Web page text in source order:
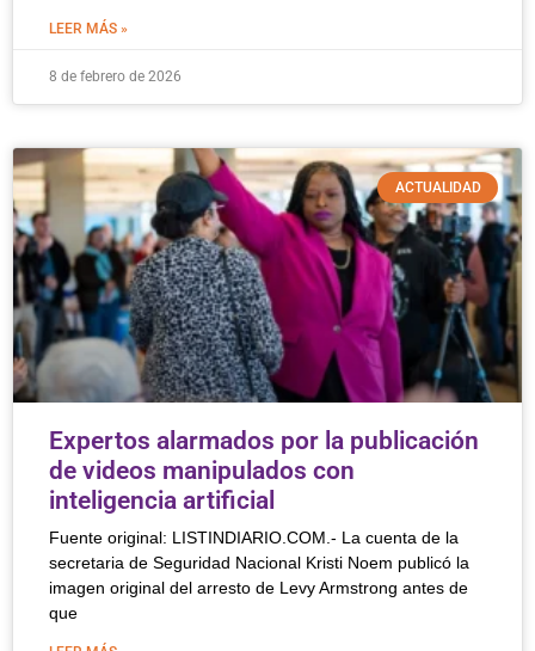
LEER MÁS »
8 de febrero de 2026
ACTUALIDAD
Expertos alarmados por la publicación
de videos manipulados con
inteligencia artificial
Fuente original: LISTINDIARIO.COM.- La cuenta de la
secretaria de Seguridad Nacional Kristi Noem publicó la
imagen original del arresto de Levy Armstrong antes de
que